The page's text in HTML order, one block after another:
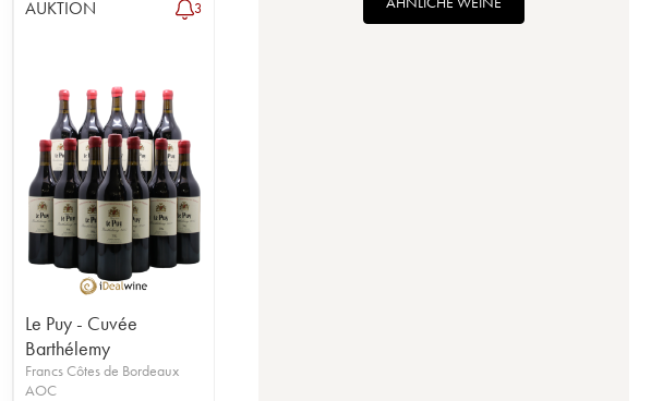
AUKTION 3
Le Puy - Cuvée
Barthélemy
Francs Côtes de Bordeaux
AOC